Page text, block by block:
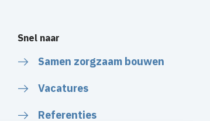
Snel naar
Samen zorgzaam bouwen
Vacatures
Referenties